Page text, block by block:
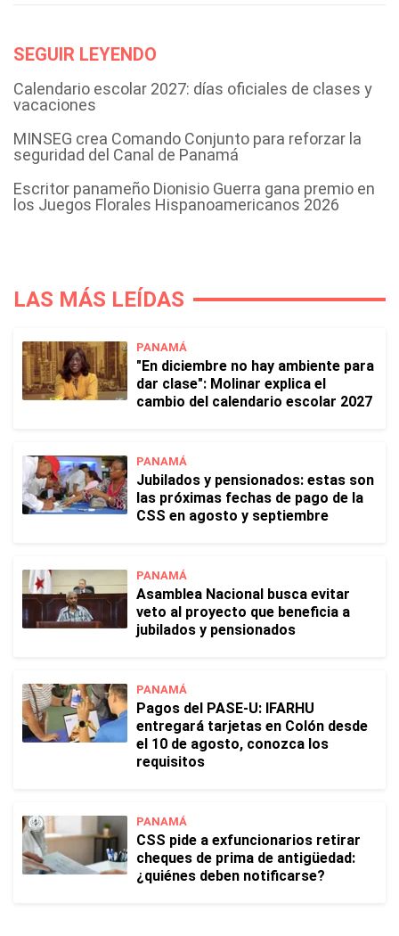
SEGUIR LEYENDO
Calendario escolar 2027: días oficiales de clases y
vacaciones
MINSEG crea Comando Conjunto para reforzar la
seguridad del Canal de Panamá
Escritor panameño Dionisio Guerra gana premio en
los Juegos Florales Hispanoamericanos 2026
LAS MÁS LEÍDAS
PANAMÁ
"En diciembre no hay ambiente para
dar clase": Molinar explica el
cambio del calendario escolar 2027
PANAMÁ
Jubilados y pensionados: estas son
las próximas fechas de pago de la
CSS en agosto y septiembre
PANAMÁ
Asamblea Nacional busca evitar
veto al proyecto que beneficia a
jubilados y pensionados
PANAMÁ
Pagos del PASE-U: IFARHU
entregará tarjetas en Colón desde
el 10 de agosto, conozca los
requisitos
PANAMÁ
CSS pide a exfuncionarios retirar
cheques de prima de antigüedad:
¿quiénes deben notificarse?